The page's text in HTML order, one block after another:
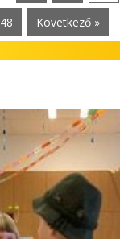
48 Következő »